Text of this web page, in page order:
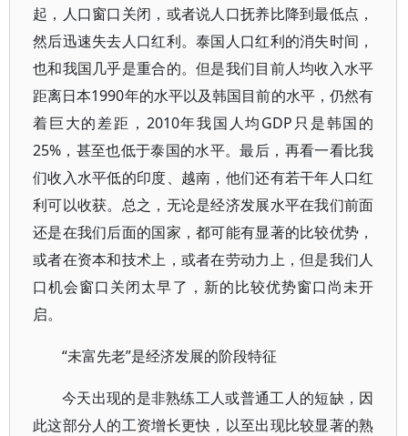
起，人口窗口关闭，或者说人口抚养比降到最低点，
然后迅速失去人口红利。泰国人口红利的消失时间，
也和我国几乎是重合的。但是我们目前人均收入水平
距离日本1990年的水平以及韩国目前的水平，仍然有
着巨大的差距，2010年我国人均GDP只是韩国的
25%，甚至也低于泰国的水平。最后，再看一看比我
们收入水平低的印度、越南，他们还有若干年人口红
利可以收获。总之，无论是经济发展水平在我们前面
还是在我们后面的国家，都可能有显著的比较优势，
或者在资本和技术上，或者在劳动力上，但是我们人
口机会窗口关闭太早了，新的比较优势窗口尚未开
启。
“未富先老”是经济发展的阶段特征
今天出现的是非熟练工人或普通工人的短缺，因
此这部分人的工资增长更快，以至出现比较显著的熟